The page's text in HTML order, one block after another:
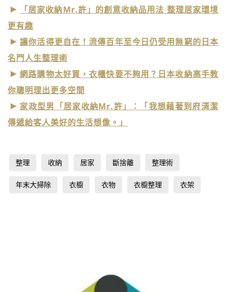
「居家收納Mr.許」的創意收納品用法 整理居家環境
更有趣
讓你活得更自在！流傳百年至今日仍受用無窮的日本
名門人生整理術
網路購物太好買，衣櫃快要不夠用？日本收納高手教
你聰明理出更多空間
家政型男「居家收納Mr.許」：「我想藉著到府清潔
傳遞給客人美好的生活想像。」
整理 收納 居家 斷捨離 整理術
年末大掃除 衣櫥 衣物 衣櫥整理 衣架